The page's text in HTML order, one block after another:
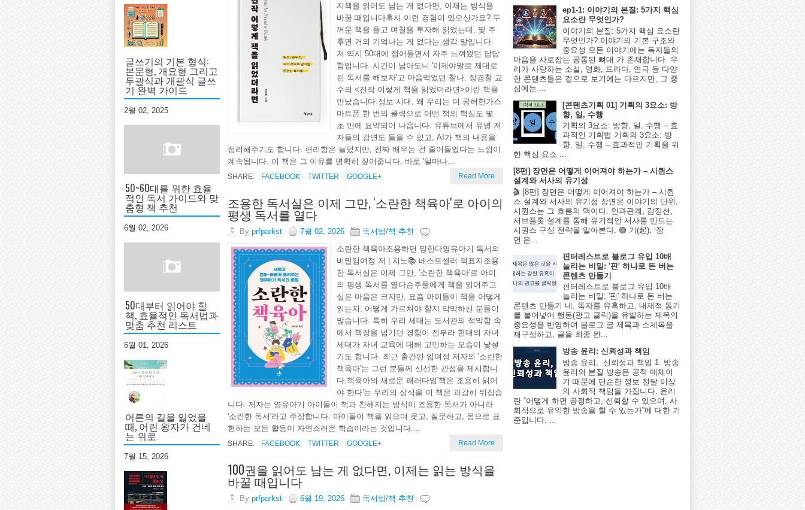
글쓰기의 기본 형식:
본문형, 개요형 그리고
두괄식과 개괄식 글쓰
기 완벽 가이드
2월 02, 2025
50~60대를 위한 효율
적인 독서 가이드와 맞
춤형 책 추천
6월 02, 2026
50대부터 읽어야 할
책, 효율적인 독서법과
맞춤 추천 리스트
6월 01, 2026
어른의 길을 잃었을
때, 어린 왕자가 건네
는 위로
7월 15, 2026
지책을 읽어도 남는 게 없다면, 이제는 방식을
바꿀 때입니다혹시 이런 경험이 있으신가요? 두
꺼운 책을 들고 며칠을 투자해 읽었는데, 몇 주
후면 거의 기억나는 게 없다는 생각 말입니다.
저 역시 50대에 접어들면서 자주 느껴왔던 답답
함입니다. 시간이 남아도니 '이제야말로 제대로
된 독서를 해보자'고 마음먹었던 찰나, 장경철 교
수의 <진작 이렇게 책을 읽었더라면>이란 책을
만났습니다.정보 시대, 왜 우리는 더 공허한가스
마트폰 한 번의 클릭으로 어떤 책의 핵심도 몇
초 만에 요약되어 나옵니다. 유튜브에서 유명 저
자들의 강연도 들을 수 있고, AI가 책의 내용을
정리해주기도 합니다. 편리함은 늘었지만, 진짜 배우는 건 줄어들었다는 느낌이
계속됩니다. 이 책은 그 이유를 명확히 짚어줍니다. 바로 '얼마나...
SHARE: FACEBOOK TWITTER GOOGLE+ Read More
조용한 독서실은 이제 그만, '소란한 책육아'로 아이의
평생 독서를 열다
By prfparkst 7월 02, 2026
독서법/책 추천
소란한 책육아조용하면 망한다영유아기 독서의
비밀임여정 저 | 지노📚 베스트셀러 책표지조용
한 독서실은 이제 그만, '소란한 책육아'로 아이
의 평생 독서를 열다손주들에게 책을 읽어주고
싶은 마음은 크지만, 요즘 아이들이 책을 어떻게
읽는지, 어떻게 가르쳐야 할지 막막하신 분들이
많습니다. 특히 우리 세대는 도서관의 적막함 속
에서 책장을 넘기던 경험이 전부라 현대의 자녀
세대가 자녀 교육에 대해 고민하는 모습이 낯설
기도 합니다. 최근 출간된 임여정 저자의 '소란한
책육아'는 그런 분들께 신선한 관점을 제시합니
다.책육아의 새로운 패러다임'책은 조용히 읽어
야 한다'는 우리의 상식을 이 책은 과감히 뒤집습
니다. 저자는 영유아기 아이들이 책과 친해지는 방식이 조용한 독서가 아니라
'소란한 독서'라고 주장합니다. 아이들이 책을 읽으며 웃고, 질문하고, 몸으로 표
현하는 모든 활동이 자연스러운 학습이라는 것입니다....
SHARE: FACEBOOK TWITTER GOOGLE+ Read More
100권을 읽어도 남는 게 없다면, 이제는 읽는 방식을
바꿀 때입니다
By prfparkst 6월 19, 2026
독서법/책 추천
ep1-1: 이야기의 본질: 5가지 핵심
요소란 무엇인가?
이야기의 본질: 5가지 핵심 요소란
무엇인가? 이야기의 기본 구조와
중요성 모든 이야기에는 독자들의
마음을 사로잡는 공통된 뼈대 가 존재합니다. 우
리가 사랑하는 소설, 영화, 드라마, 연극 등 다양
한 콘텐츠들은 겉으로 보기에는 다르지만, 그 중
심에는 ...
[콘텐츠기획 01] 기획의 3요소: 방
향, 일, 수행
기획의 3요소: 방향, 일, 수행 – 효
과적인 기획법 기획의 3요소: 방
향, 일, 수행 – 효과적인 기획을 위
한 핵심 요소 ...
[8편] 장면은 어떻게 이어져야 하는가 – 시퀀스
설계와 서사의 유기성
🎬 [8편] 장면은 어떻게 이어져야 하는가 – 시퀀
스 설계와 서사의 유기성 장면은 이야기의 단위,
시퀀스는 그 흐름의 맥이다. 인과관계, 감정선,
서브플롯 설계를 통해 유기적인 서사를 만드는
시퀀스 구성 전략을 알아본다. 🟢 기(起): ‘장
면’은...
핀터레스트로 블로그 유입 10배
늘리는 비밀: '핀' 하나로 돈 버는
콘텐츠 만들기
핀터레스트로 블로그 유입 10배
늘리는 비밀: '핀' 하나로 돈 버는
콘텐츠 만들기 네, 독자를 유혹하고, 내재적 동기
를 불어넣어 행동(광고 클릭)을 유발하는 제목의
중요성을 반영하여 블로그 글 제목과 소제목을
재구성하고, 글을 최종 완...
방송 윤리: 신뢰성과 책임
방송 윤리, 신뢰성과 책임 1. 방송
윤리의 본질 방송은 공적 매체이
기 때문에 단순한 정보 전달 이상
의 사회적 책임을 가집니다. 윤리
란 “어떻게 하면 공정하고, 신뢰할 수 있으며, 사
회적으로 유익한 방송을 할 수 있는가”에 대한 기
준입니다. ...